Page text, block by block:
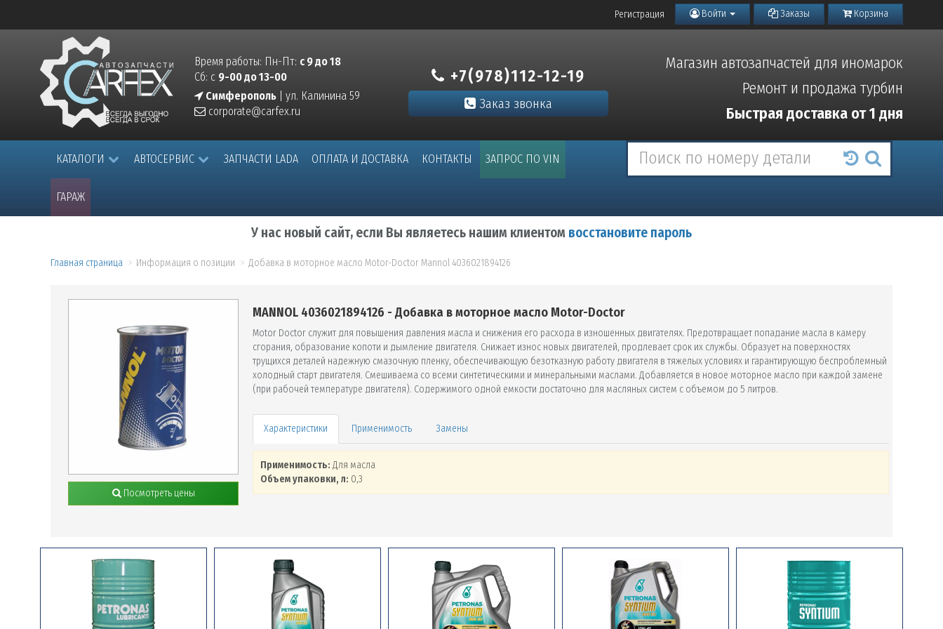
Регистрация Войти Заказы Корзина
Время работы: Пн-Пт: с 9 до 18
Сб: с 9-00 до 13-00
Симферополь | ул. Калинина 59
corporate@carfex.ru
+7(978)112-12-19
Заказ звонка
Магазин автозапчастей для иномарок
Ремонт и продажа турбин
Быстрая доставка от 1 дня
КАТАЛОГИ АВТОСЕРВИС ЗАПЧАСТИ LADA ОПЛАТА И ДОСТАВКА КОНТАКТЫ ЗАПРОС ПО VIN
ГАРАЖ
У нас новый сайт, если Вы являетесь нашим клиентом восстановите пароль
Главная страница Информация о позиции Добавка в моторное масло Motor-Doctor Mannol 4036021894126
Посмотреть цены
MANNOL 4036021894126 - Добавка в моторное масло Motor-Doctor
Motor Doctor cлужит для повышения давления масла и снижения его расхода в изношенных двигателях. Предотвращает попадание масла в камеру
сгорания, образование копоти и дымление двигателя. Снижает износ новых двигателей, продлевает срок их службы. Образует на поверхностях
трущихся деталей надежную смазочную пленку, обеспечивающую безотказную работу двигателя в тяжелых условиях и гарантирующую беспроблемный
холодный старт двигателя. Смешиваема со всеми синтетическими и минеральными маслами. Добавляется в новое моторное масло при каждой замене
(при рабочей температуре двигателя). Содержимого одной емкости достаточно для масляных систем с объемом до 5 литров.
Применимость Замены
Применимость: Для масла
Объем упаковки, л: 0,3